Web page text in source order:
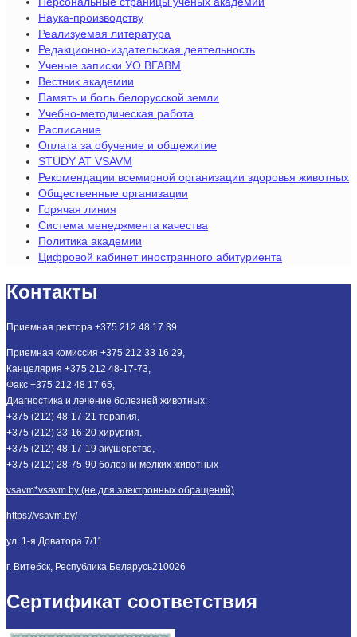
Наука-производству
Реализуемая литература
Редакционно-издательская деятельность
Ученые записки УО ВГАВМ
Вестник академии
Память и боль белорусской земли
Учебно-методическая работа
Расписание
Оплата за обучение и общежитие
STUDY AT VSAVM
Рекомендации всемирной организации здоровья животных
Общественные организации
Горячая линия
Система менеджмента качества
Политика академии
Цифровой кабинет иностранного абитуриента
Контакты
Приемная ректора +375 212 48 17 39
Приемная комиссия +375 212 33 16 29,
Канцелярия +375 212 48-17-73,
Факс +375 212 48 17 65,
Диагностика и лечение болезней животных:
+375 (212) 48-17-21 терапия,
+375 (212) 33-16-20 хирургия,
+375 (212) 48-17-19 акушерство,
+375 (212) 28-75-90 болезни мелких животных
vsavm*vsavm.by (не для электронных обращений)
https://vsavm.by/
ул. 1-я Доватора 7/11
г. Витебск, Республика Беларусь210026
Сертификат соответствия